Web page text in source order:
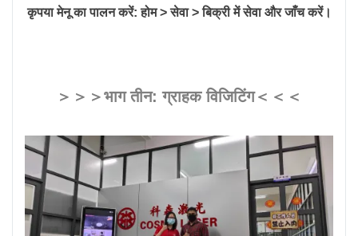
कृपया मेनू का पालन करें:होम > सेवा > बिक्री में सेवाऔर जाँच करें।
＞＞＞भाग तीन: ग्राहक विजिटिंग＜＜＜